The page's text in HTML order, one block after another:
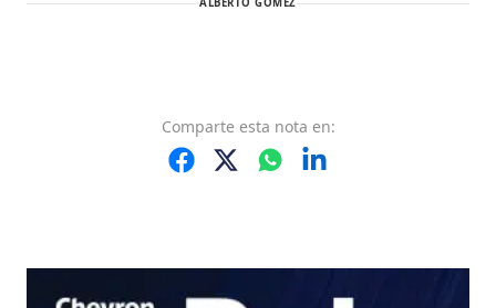
ALBERTO GÓMEZ
Comparte esta nota en: